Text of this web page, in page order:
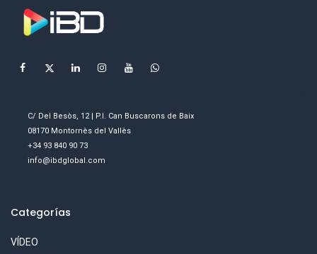
C/ Del Besòs, 12 | P.I. Can Buscarons de Baix
08170 Montornès del Vallès
+34 93 840 90 73
info@ibdglobal.com
Categorías
VÍDEO